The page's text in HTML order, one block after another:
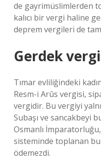
de gayrimüslimlerden
kalıcı bir vergi haline
deprem vergileri de
Gerdek
Tımar evliliğindeki
Resm-i Arûs vergisi,
vergidir. Bu vergiyi
Subaşı ve sancakbeyi
Osmanlı
sisteminde toplanan bu
ödemezdi.